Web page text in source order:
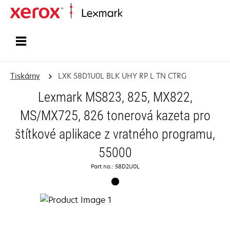
Tiskárny LXK 58D1U0L BLK UHY RP L TN CTRG
Lexmark MS823, 825, MX822,
MS/MX725, 826 tonerová kazeta pro
štítkové aplikace z vratného programu,
55000
Part no.: 58D2U0L